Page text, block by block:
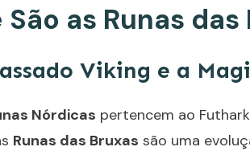
São as Runas
Viking e a
Nórdicas pertencem ao
Runas das Bruxas são uma